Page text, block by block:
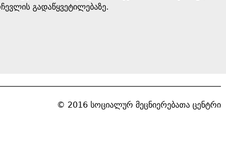
გადაწყვეტილებაზე.
© 2016 სოციალურ მეცნიერებათა ცენტრი